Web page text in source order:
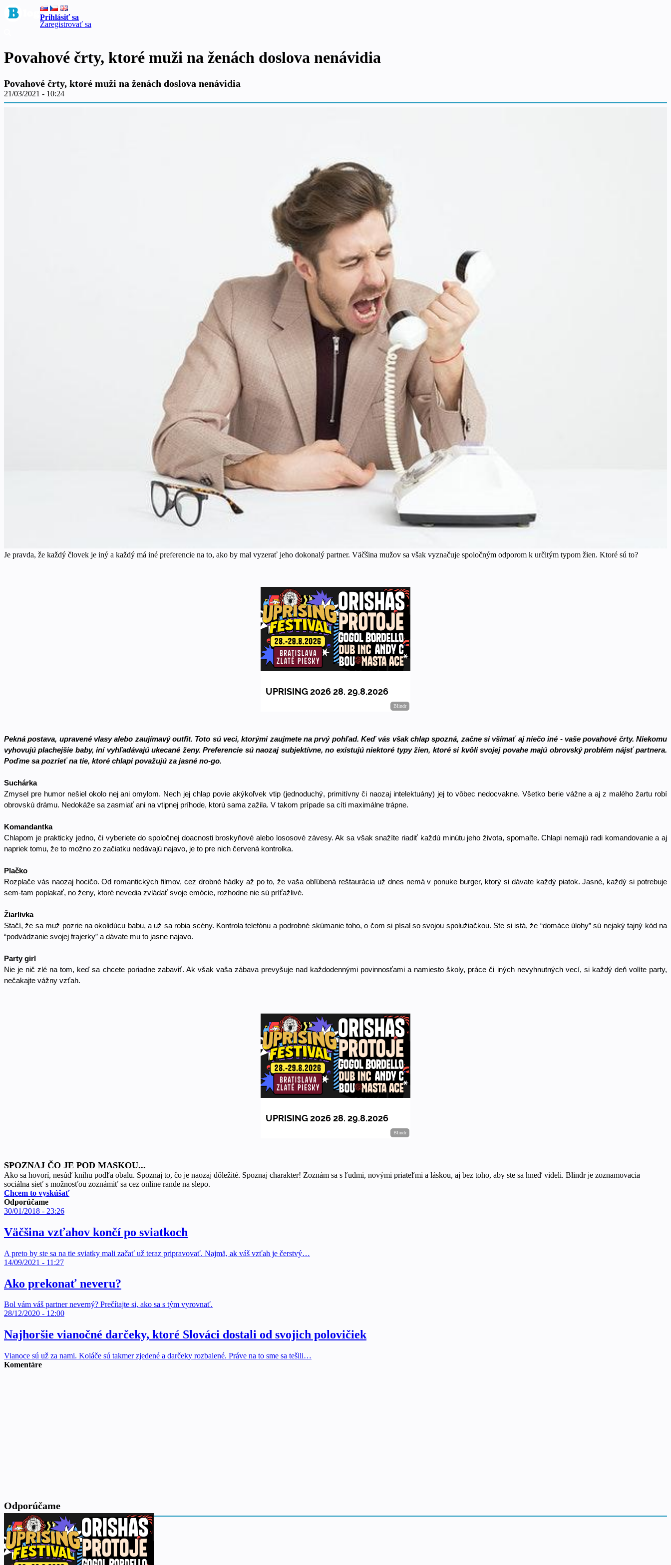
Prihlásiť sa
Zaregistrovať sa
Povahové črty, ktoré muži na ženách doslova nenávidia
Povahové črty, ktoré muži na ženách doslova nenávidia
21/03/2021 - 10:24
Je pravda, že každý človek je iný a každý má iné preferencie na to, ako by mal vyzerať jeho dokonalý partner. Väčšina mužov sa však vyznačuje spoločným odporom k určitým typom žien. Ktoré sú to?
Pekná postava, upravené vlasy alebo zaujímavý outfit. Toto sú veci, ktorými zaujmete na prvý pohľad. Keď vás však chlap spozná, začne si všímať aj niečo iné - vaše povahové črty. Niekomu
vyhovujú plachejšie baby, iní vyhľadávajú ukecané ženy. Preferencie sú naozaj subjektívne, no existujú niektoré typy žien, ktoré si kvôli svojej povahe majú obrovský problém nájsť partnera.
Poďme sa pozrieť na tie, ktoré chlapi považujú za jasné no-go.
Suchárka
Zmysel pre humor nešiel okolo nej ani omylom. Nech jej chlap povie akýkoľvek vtip (jednoduchý, primitívny či naozaj intelektuány) jej to vôbec nedocvakne. Všetko berie vážne a aj z malého žartu robí
obrovskú drámu. Nedokáže sa zasmiať ani na vtipnej príhode, ktorú sama zažila. V takom prípade sa cíti maximálne trápne.
Komandantka
Chlapom je prakticky jedno, či vyberiete do spoločnej doacnosti broskyňové alebo lososové závesy. Ak sa však snažíte riadiť každú minútu jeho života, spomaľte. Chlapi nemajú radi komandovanie a aj
napriek tomu, že to možno zo začiatku nedávajú najavo, je to pre nich červená kontrolka.
Plačko
Rozplače vás naozaj hocičo. Od romantických filmov, cez drobné hádky až po to, že vaša obľúbená reštaurácia už dnes nemá v ponuke burger, ktorý si dávate každý piatok. Jasné, každý si potrebuje
sem-tam poplakať, no ženy, ktoré nevedia zvládať svoje emócie, rozhodne nie sú príťažlivé.
Žiarlivka
Stačí, že sa muž pozrie na okolidúcu babu, a už sa robia scény. Kontrola telefónu a podrobné skúmanie toho, o čom si písal so svojou spolužiačkou. Ste si istá, že “domáce úlohy” sú nejaký tajný kód na
“podvádzanie svojej frajerky” a dávate mu to jasne najavo.
Party girl
Nie je nič zlé na tom, keď sa chcete poriadne zabaviť. Ak však vaša zábava prevyšuje nad každodennými povinnosťami a namiesto školy, práce či iných nevyhnutných vecí, si každý deň volíte party,
nečakajte vážny vzťah.
SPOZNAJ ČO JE POD MASKOU...
Ako sa hovorí, nesúď knihu podľa obalu. Spoznaj to, čo je naozaj dôležité. Spoznaj charakter! Zoznám sa s ľudmi, novými priateľmi a láskou, aj bez toho, aby ste sa hneď videli. Blindr je zoznamovacia
sociálna sieť s možnosťou zoznámiť sa cez online rande na slepo.
Chcem to vyskúšať
Odporúčame
30/01/2018 - 23:26
Väčšina vzťahov končí po sviatkoch
A preto by ste sa na tie sviatky mali začať už teraz pripravovať. Najmä, ak váš vzťah je čerstvý…
14/09/2021 - 11:27
Ako prekonať neveru?
Bol vám váš partner neverný? Prečítajte si, ako sa s tým vyrovnať.
28/12/2020 - 12:00
Najhoršie vianočné darčeky, ktoré Slováci dostali od svojich polovičiek
Vianoce sú už za nami. Koláče sú takmer zjedené a darčeky rozbalené. Práve na to sme sa tešili…
Komentáre
Odporúčame